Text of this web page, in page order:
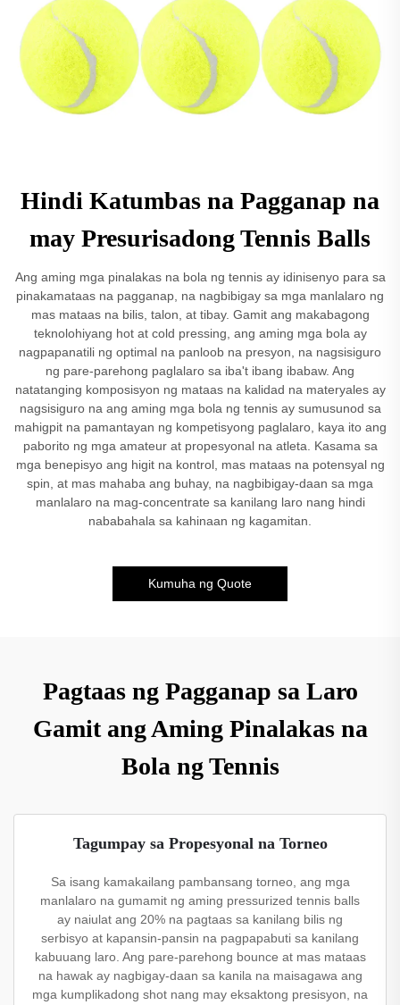
Hindi Katumbas na Pagganap na
may Presurisadong Tennis Balls
Ang aming mga pinalakas na bola ng tennis ay idinisenyo para sa
pinakamataas na pagganap, na nagbibigay sa mga manlalaro ng
mas mataas na bilis, talon, at tibay. Gamit ang makabagong
teknolohiyang hot at cold pressing, ang aming mga bola ay
nagpapanatili ng optimal na panloob na presyon, na nagsisiguro
ng pare-parehong paglalaro sa iba't ibang ibabaw. Ang
natatanging komposisyon ng mataas na kalidad na materyales ay
nagsisiguro na ang aming mga bola ng tennis ay sumusunod sa
mahigpit na pamantayan ng kompetisyong paglalaro, kaya ito ang
paborito ng mga amateur at propesyonal na atleta. Kasama sa
mga benepisyo ang higit na kontrol, mas mataas na potensyal ng
spin, at mas mahaba ang buhay, na nagbibigay-daan sa mga
manlalaro na mag-concentrate sa kanilang laro nang hindi
nababahala sa kahinaan ng kagamitan.
Kumuha ng Quote
Pagtaas ng Pagganap sa Laro
Gamit ang Aming Pinalakas na
Bola ng Tennis
Tagumpay sa Propesyonal na Torneo
Sa isang kamakailang pambansang torneo, ang mga
manlalaro na gumamit ng aming pressurized tennis balls
ay naiulat ang 20% na pagtaas sa kanilang bilis ng
serbisyo at kapansin-pansin na pagpapabuti sa kanilang
kabuuang laro. Ang pare-parehong bounce at mas mataas
na hawak ay nagbigay-daan sa kanila na maisagawa ang
mga kumplikadong shot nang may eksaktong presisyon, na